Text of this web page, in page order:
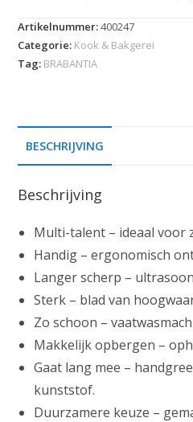
Artikelnummer:400247
Categorie: Kook & Bakgerei
Tag: BRABANTIA
BESCHRIJVING
Beschrijving
Multi-talent – ideaal voor
Handig – ergonomisch
Langer scherp –
Sterk – blad van
Zo schoon –
Makkelijk opbergen –
Gaat lang mee –
kunststof.
Duurzamere keuze –